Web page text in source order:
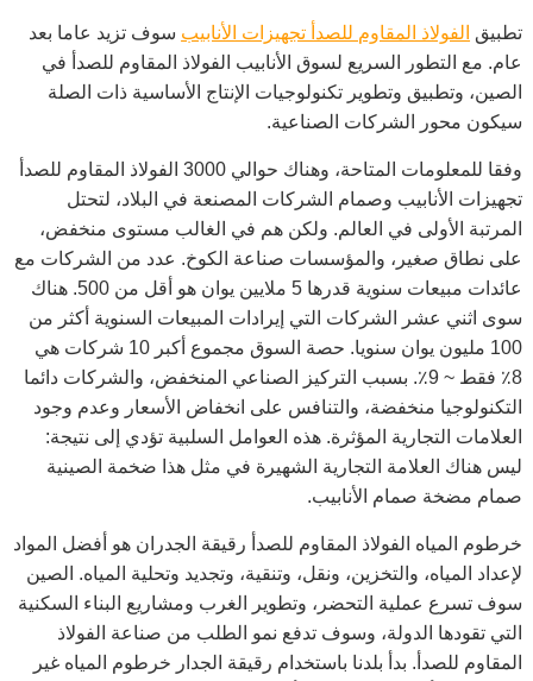
تطبيق الفولاذ المقاوم للصدأ تجهيزات الأنابيب سوف تزيد عاما بعد
عام. مع التطور السريع لسوق الأنابيب الفولاذ المقاوم للصدأ في
الصين، وتطبيق وتطوير تكنولوجيات الإنتاج الأساسية ذات الصلة
سيكون محور الشركات الصناعية.
وفقا للمعلومات المتاحة، وهناك حوالي 3000 الفولاذ المقاوم للصدأ
تجهيزات الأنابيب وصمام الشركات المصنعة في البلاد، لتحتل
المرتبة الأولى في العالم. ولكن هم في الغالب مستوى منخفض،
على نطاق صغير، والمؤسسات صناعة الكوخ. عدد من الشركات مع
عائدات مبيعات سنوية قدرها 5 ملايين يوان هو أقل من 500. هناك
سوى اثني عشر الشركات التي إيرادات المبيعات السنوية أكثر من
100 مليون يوان سنويا. حصة السوق مجموع أكبر 10 شركات هي
8٪ فقط ~ 9٪. بسبب التركيز الصناعي المنخفض، والشركات دائما
التكنولوجيا منخفضة، والتنافس على انخفاض الأسعار وعدم وجود
العلامات التجارية المؤثرة. هذه العوامل السلبية تؤدي إلى نتيجة:
ليس هناك العلامة التجارية الشهيرة في مثل هذا ضخمة الصينية
صمام مضخة صمام الأنابيب.
خرطوم المياه الفولاذ المقاوم للصدأ رقيقة الجدران هو أفضل المواد
لإعداد المياه، والتخزين، ونقل، وتنقية، وتجديد وتحلية المياه. الصين
سوف تسرع عملية التحضر، وتطوير الغرب ومشاريع البناء السكنية
التي تقودها الدولة، وسوف تدفع نمو الطلب من صناعة الفولاذ
المقاوم للصدأ. بدأ بلدنا باستخدام رقيقة الجدار خرطوم المياه غير